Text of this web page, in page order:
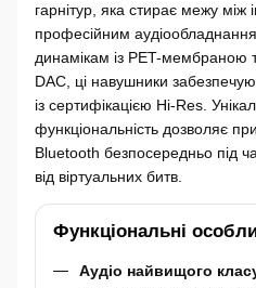
гарнітур, яка стирає межу між
професійним
динамікам із PET-мембраною
DAC, ці навушники
із сертифікацією Hi-Res.
функціональність дозволяє
Bluetooth безпосередньо під
від віртуальних битв.
Функціональні
Аудіо найвищого